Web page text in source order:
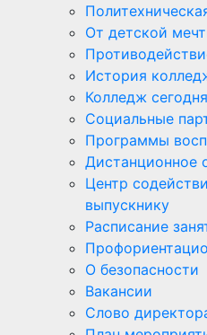
От детской
История
Колледж сегодня
Социальные
Программы
Дистанционное
Центр
выпускнику
Расписание
О безопасности
Вакансии
Слово